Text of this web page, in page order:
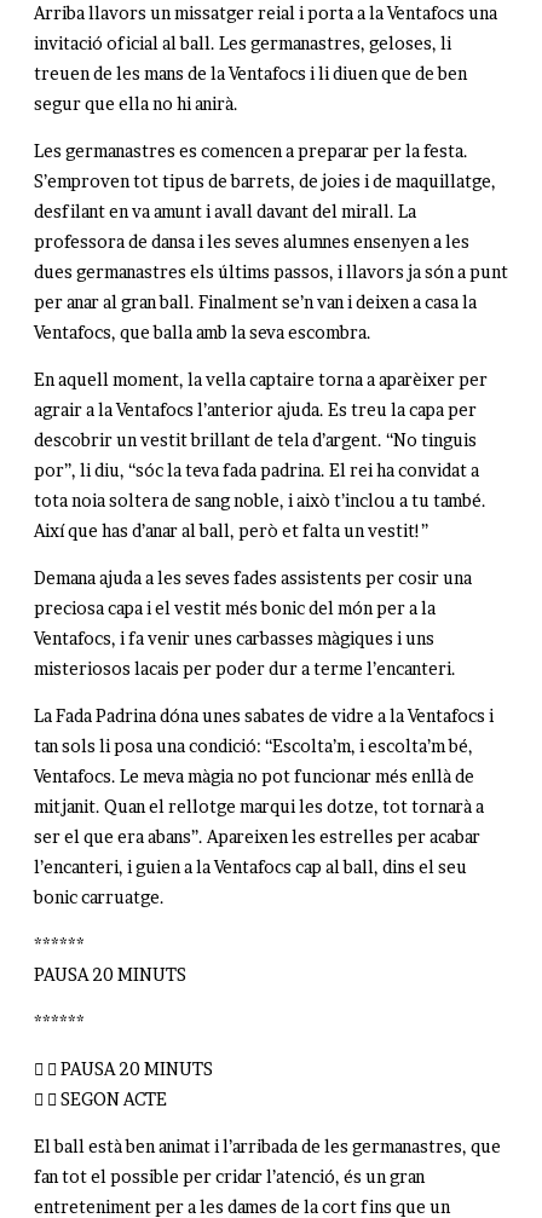
Arriba llavors un missatger reial i porta a la Ventafocs una
invitació oficial al ball. Les germanastres, geloses, li
treuen de les mans de la Ventafocs i li diuen que de ben
segur que ella no hi anirà.
Les germanastres es comencen a preparar per la festa.
S’emproven tot tipus de barrets, de joies i de maquillatge,
desfilant en va amunt i avall davant del mirall. La
professora de dansa i les seves alumnes ensenyen a les
dues germanastres els últims passos, i llavors ja són a punt
per anar al gran ball. Finalment se’n van i deixen a casa la
Ventafocs, que balla amb la seva escombra.
En aquell moment, la vella captaire torna a aparèixer per
agrair a la Ventafocs l’anterior ajuda. Es treu la capa per
descobrir un vestit brillant de tela d’argent. “No tinguis
por”, li diu, “sóc la teva fada padrina. El rei ha convidat a
tota noia soltera de sang noble, i això t’inclou a tu també.
Així que has d’anar al ball, però et falta un vestit!”
Demana ajuda a les seves fades assistents per cosir una
preciosa capa i el vestit més bonic del món per a la
Ventafocs, i fa venir unes carbasses màgiques i uns
misteriosos lacais per poder dur a terme l’encanteri.
La Fada Padrina dóna unes sabates de vidre a la Ventafocs i
tan sols li posa una condició: “Escolta’m, i escolta’m bé,
Ventafocs. Le meva màgia no pot funcionar més enllà de
mitjanit. Quan el rellotge marqui les dotze, tot tornarà a
ser el que era abans”. Apareixen les estrelles per acabar
l’encanteri, i guien a la Ventafocs cap al ball, dins el seu
bonic carruatge.
******
PAUSA 20 MINUTS
******
PAUSA 20 MINUTS
SEGON ACTE
El ball està ben animat i l’arribada de les germanastres, que
fan tot el possible per cridar l’atenció, és un gran
entreteniment per a les dames de la cort fins que un